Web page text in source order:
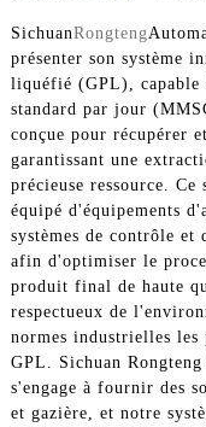
SichuanRongteng
présenter son système
liquéfié (GPL), capable
standard par jour
conçue pour récupérer
garantissant une
précieuse ressource. Ce
équipé d'équipements
systèmes de contrôle et
afin d'optimiser le
produit final de haute
respectueux de
normes industrielles les
GPL. Sichuan
s'engage à fournir des
et gazière, et notre